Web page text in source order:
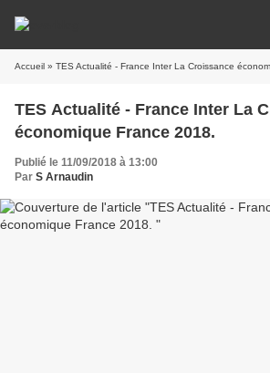
Accueil » TES Actualité - France Inter La Croissance
TES Actualité - France Inter La
économique France 2018.
Publié le 11/09/2018 à 13:00
Par S Arnaudin